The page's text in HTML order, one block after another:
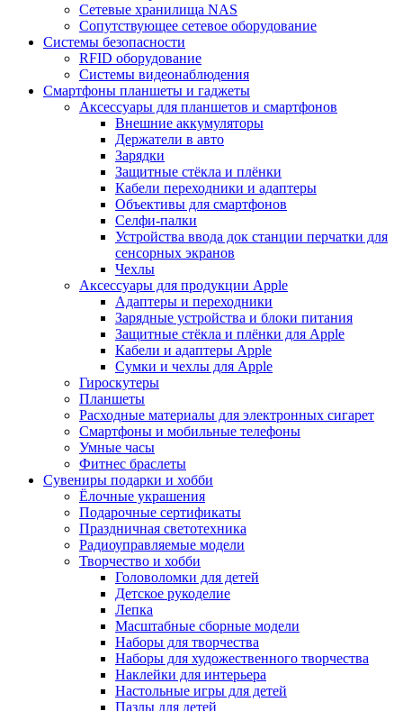
Сетевые хранилища NAS
Сопутствующее сетевое оборудование
Системы безопасности
RFID оборудование
Системы видеонаблюдения
Смартфоны планшеты и гаджеты
Аксессуары для планшетов и смартфонов
Внешние аккумуляторы
Держатели в авто
Зарядки
Защитные стёкла и плёнки
Кабели переходники и адаптеры
Объективы для смартфонов
Селфи-палки
Устройства ввода док станции перчатки для
сенсорных экранов
Чехлы
Аксессуары для продукции Apple
Адаптеры и переходники
Зарядные устройства и блоки питания
Защитные стёкла и плёнки для Apple
Кабели и адаптеры Apple
Сумки и чехлы для Apple
Гироскутеры
Планшеты
Расходные материалы для электронных сигарет
Смартфоны и мобильные телефоны
Умные часы
Фитнес браслеты
Сувениры подарки и хобби
Ёлочные украшения
Подарочные сертификаты
Праздничная светотехника
Радиоуправляемые модели
Творчество и хобби
Головоломки для детей
Детское рукоделие
Лепка
Масштабные сборные модели
Наборы для творчества
Наборы для художественного творчества
Наклейки для интерьера
Настольные игры для детей
Пазлы для детей